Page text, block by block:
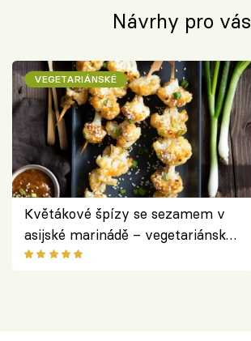
Návrhy pro vás
VEGETARIÁNSKÉ
Květákové špízy se sezamem v
asijské marinádě – vegetariánská
chuťovka z grilu